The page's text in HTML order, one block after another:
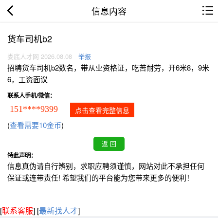
信息内容
货车司机b2
娄底人才网 2026.08.08 举报
招聘货车司机b2数名，带从业资格证，吃苦耐劳，开6米8，9米
6，工资面议
联系人手机/微信：
151****9399 点击查看完整信息
(查看需要10金币)
特此声明：
信息真伪请自行辨别，求职应聘须谨慎，网站对此不承担任何
保证或连带责任! 希望我们的平台能为您带来更多的便利！
[联系客服] [最新找人才]